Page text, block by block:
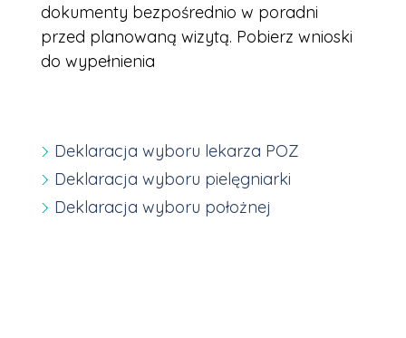
dokumenty bezpośrednio w poradni
przed planowaną wizytą. Pobierz wnioski
do wypełnienia
Deklaracja wyboru lekarza POZ
Deklaracja wyboru pielęgniarki
Deklaracja wyboru położnej